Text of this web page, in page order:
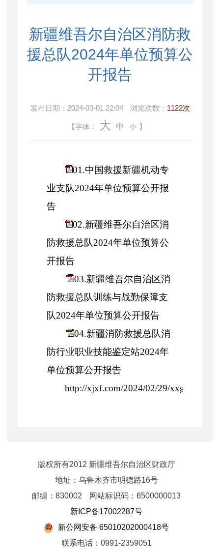
新疆维吾尔自治区消防救
援总队2024年单位预算公
开报告
发布日期： 2024-03-01 22:04 浏览次数： 1122次
【字体： 大 中 小 】
01.中国救援新疆机动专
业支队2024年单位预算公开报
告
02.新疆维吾尔自治区消
防救援总队2024年单位预算公
开报告
03.新疆维吾尔自治区消
防救援总队训练与战勤保障支
队2024年单位预算公开报告
04.新疆消防救援总队消
防行业职业技能鉴定站2024年
单位预算公开报告
http://xjxf.com/2024/02/29/xxgk/
版权所有2012 新疆维吾尔自治区财政厅
地址：乌鲁木齐市明德路16号
邮编：830002
网站标识码：6500000013
新ICP备17002287号
新公网安备 65010202000418号
联系电话：0991-2359051